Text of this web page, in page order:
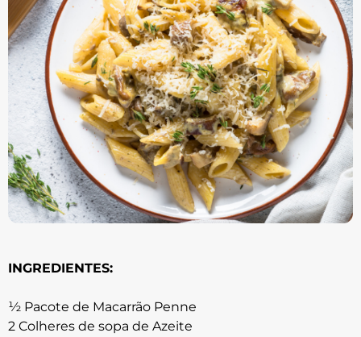
INGREDIENTES:
½ Pacote de Macarrão Penne
2 Colheres de sopa de Azeite